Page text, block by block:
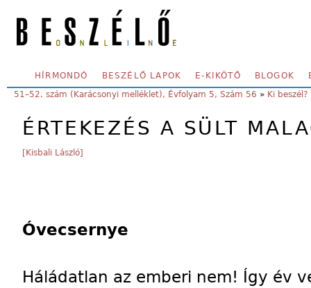
SECONDARY MENU
HÍRMONDÓ BESZÉLŐ LAPOK E-KIKÖTŐ BLOGOK
YOU ARE HERE:
51–52. szám (Karácsonyi melléklet), Évfolyam 5, Szám 56 » Ki beszél?
ÉRTEKEZÉS A SÜLT
[Kisbali László]
Óvecsernye
Háládatlan az emberi nem! Így év